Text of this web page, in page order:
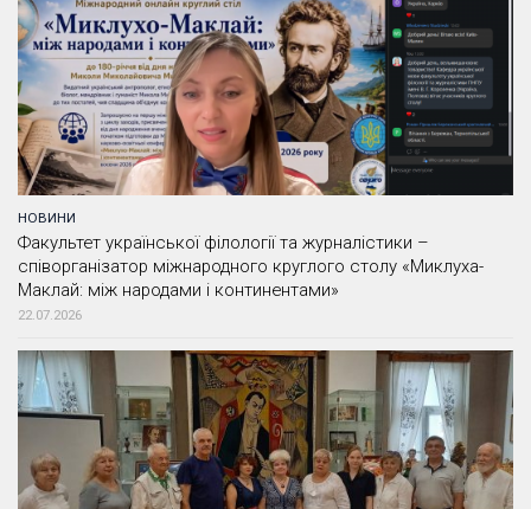
НОВИНИ
Факультет української філології та журналістики –
співорганізатор міжнародного круглого столу «Миклуха-
Маклай: між народами і континентами»
22.07.2026